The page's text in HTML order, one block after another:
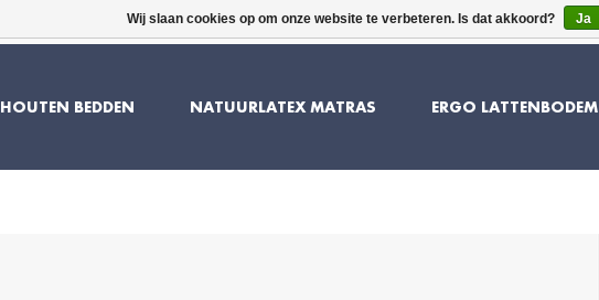
GRATIS BEZORGD 10 JAAR GARANTIE
HOUTEN BEDDEN NATUURLATEX MATRAS ERGO LATTENBODEM
Wij slaan cookies op om onze website te verbeteren. Is dat akkoord? Ja